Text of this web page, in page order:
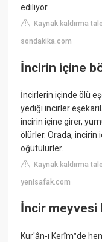
ediliyor.
Kaynak kaldırma
sondakika.com
İncirin içine
İncirlerin içinde ölü
yediği incirler
incirin içine girer,
ölürler. Orada, incirin
öğütülürler.
Kaynak kaldırma
yenisafak.com
İncir
Kur'ân-ı Kerîm‟de